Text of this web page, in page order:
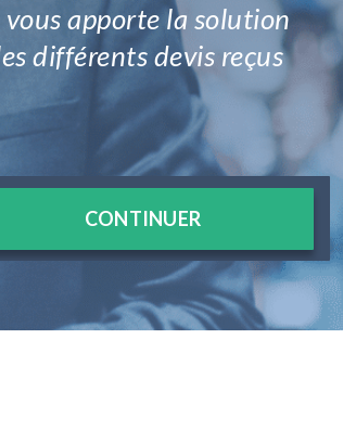
apporte la solution
différents devis reçus
CONTINUER